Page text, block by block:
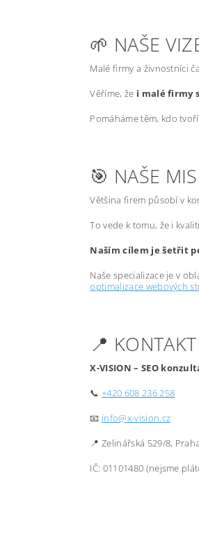
🌱 NAŠE
Malé firmy a živnostníci
Věříme, že i malé firmy
Pomáháme těm, kdo
🎯 NAŠE
Většina firem působí v
To vede k tomu, že i
Naším cílem je šetřit
Naše specializace je v
optimalizace webových
📍 KONTAKT
X-VISION – SEO
📞+420 608 236 258
📧 info@x-vision.cz
📍 Zelinářská 529/8,
IČ: 01101480 (nejsme